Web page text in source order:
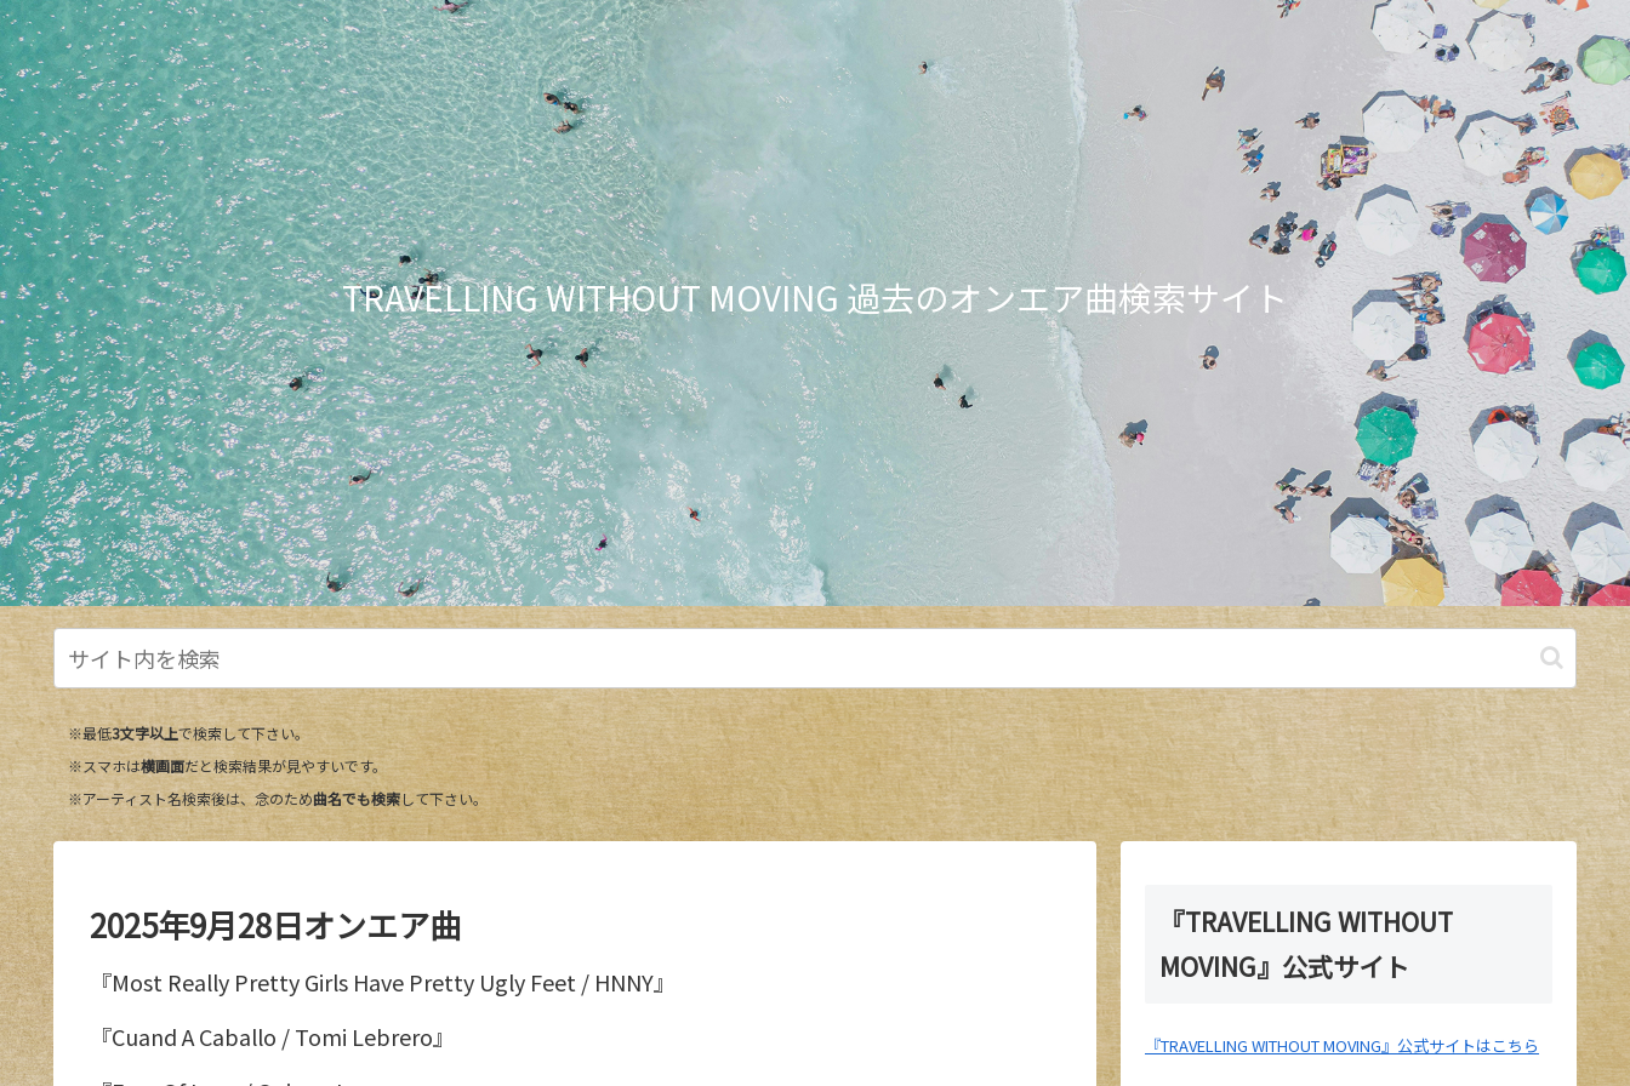
TRAVELLING WITHOUT MOVING 過去のオンエア曲検索サイト
※最低3文字以上で検索して下さい。
※スマホは横画面だと検索結果が見やすいです。
※アーティスト名検索後は、念のため曲名でも検索して下さい。
2025年9月28日オンエア曲
『Most Really Pretty Girls Have Pretty Ugly Feet / HNNY』
『Cuand A Caballo / Tomi Lebrero』
『TRAVELLING WITHOUT
MOVING』公式サイト
『TRAVELLING WITHOUT MOVING』公式サイトはこちら